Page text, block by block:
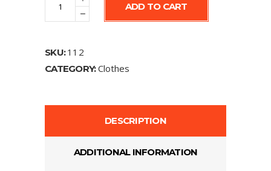
ADD TO CART
SKU:112
CATEGORY:Clothes
DESCRIPTION
ADDITIONAL INFORMATION